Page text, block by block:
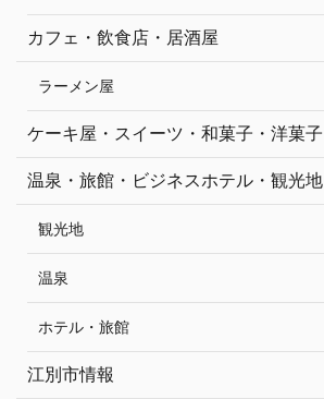
カフェ・飲食店・居酒屋
ラーメン屋
ケーキ屋・スイーツ・和菓子・洋菓子
温泉・旅館・ビジネスホテル・観光地
観光地
温泉
ホテル・旅館
江別市情報